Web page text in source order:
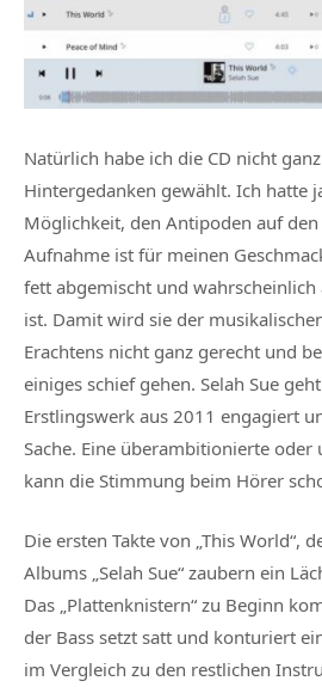
Natürlich habe ich die CD nicht
Hintergedanken gewählt. Ich hatte
Möglichkeit, den Antipoden auf
Aufnahme ist für meinen
fett abgemischt und wahrscheinlich
ist. Damit wird sie der
Erachtens nicht ganz gerecht und
einiges schief gehen. Selah Sue
Erstlingswerk aus 2011 engagiert
Sache. Eine überambitionierte oder
kann die Stimmung beim Hörer
Die ersten Takte von „This World“,
Albums „Selah Sue“ zaubern ein
Das „Plattenknistern“ zu Beginn
der Bass setzt satt und konturiert
im Vergleich zu den restlichen